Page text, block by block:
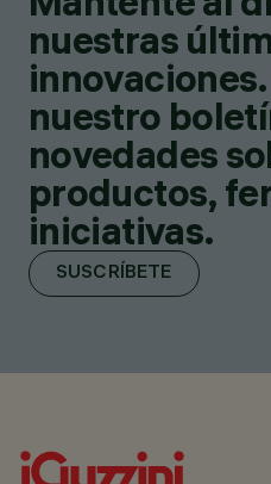
nuestras
nuestro
novedades
productos,
iniciativas.
SUSCRÍBETE